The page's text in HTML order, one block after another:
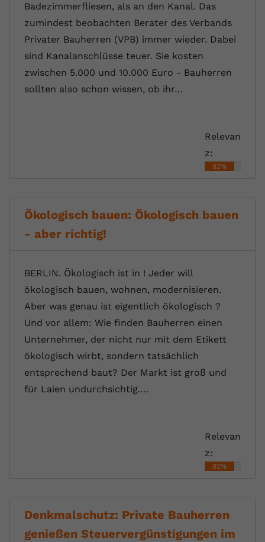
Badezimmerfliesen, als an den Kanal. Das
zumindest beobachten Berater des Verbands
Privater Bauherren (VPB) immer wieder. Dabei
sind Kanalanschlüsse teuer. Sie kosten
zwischen 5.000 und 10.000 Euro - Bauherren
sollten also schon wissen, ob ihr…
Relevan
z:
82%
Ökologisch bauen: Ökologisch bauen
- aber richtig!
BERLIN. Ökologisch ist in ! Jeder will
ökologisch bauen, wohnen, modernisieren.
Aber was genau ist eigentlich ökologisch ?
Und vor allem: Wie finden Bauherren einen
Unternehmer, der nicht nur mit dem Etikett
ökologisch wirbt, sondern tatsächlich
entsprechend baut? Der Markt ist groß und
für Laien undurchsichtig.…
Relevan
z:
82%
Denkmalschutz: Private Bauherren
genießen Steuervergünstigungen im